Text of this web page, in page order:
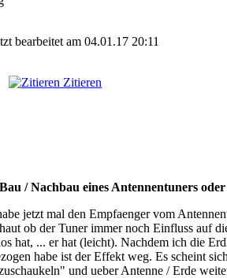
bearbeitet am 04.01.17 20:11
Zitieren
/ Nachbau eines Antennentuners
jetzt mal den Empfaenger vom
ob der Tuner immer noch Einfluss auf
hat, ... er hat (leicht). Nachdem ich die
habe ist der Effekt weg. Es scheint
und ueber Antenne / Erde